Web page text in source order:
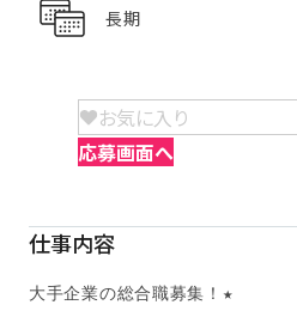
長期
お気に入り
応募画面へ
仕事内容
大手企業の総合職募集！★